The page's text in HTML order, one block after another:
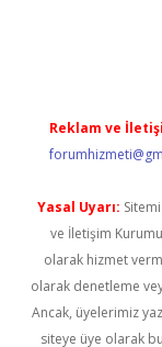
Reklam ve
Yasal Uyarı:
ve İletişim
olarak hizmet
olarak denetleme
Ancak, üyelerimiz
siteye üye olarak